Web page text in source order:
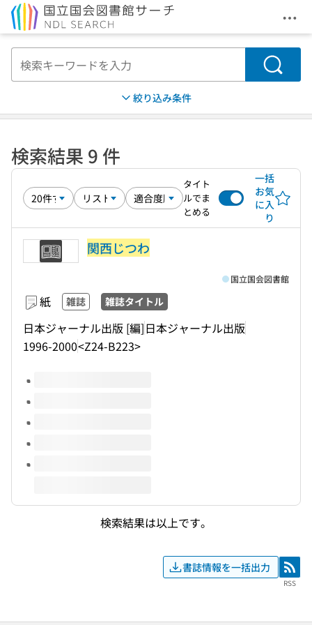
メ
検索
絞り込み条件
検索結果 9 件
タイト
ルでま
とめる
一括
お気
に入
り
関西じつわ
紙 雑誌 雑誌タイトル
日本ジャーナル出版 [編]日本ジャーナル出版
1996-2000<Z24-B223>
国立国会図書館
このタイトルの巻号
検索結果は以上です。
書誌情報を一括出力 RSS
RSS